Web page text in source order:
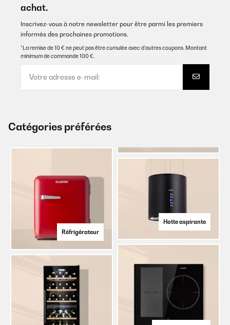
achat.
Inscrivez-vous à notre newsletter pour être parmi les premiers
informés des prochaines promotions.
*La remise de 10 € ne peut pas être cumulée avec d’autres coupons. Montant
minimum de commande 100 €.
Catégories préférées
Réfrigérateur
Hotte aspirante